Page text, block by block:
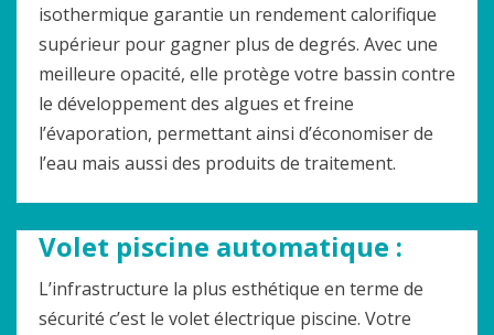
isothermique garantie un rendement calorifique
supérieur pour gagner plus de degrés. Avec une
meilleure opacité, elle protège votre bassin contre
le développement des algues et freine
l’évaporation, permettant ainsi d’économiser de
l’eau mais aussi des produits de traitement.
Volet piscine automatique :
L’infrastructure la plus esthétique en terme de
sécurité c’est le volet électrique piscine. Votre